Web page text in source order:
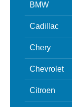
BMW
Cadillac
Chery
Chevrolet
Citroen